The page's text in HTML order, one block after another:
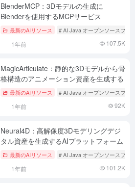
BlenderMCP：3Dモデルの生成に
Blenderを使用するMCPサービス
最新のAIリソース # AI Java オープンソースプロ
1年前 107.5K
MagicArticulate：静的な3Dモデルから骨
格構造のアニメーション資産を生成する
最新のAIリソース # AI Java オープンソースプロ
1年前 92K
Neural4D：高解像度3Dモデリングデジ
タル資産を生成するAIプラットフォーム
最新のAIリソース # AI Java オープンソースプロ
1年前 101.2K